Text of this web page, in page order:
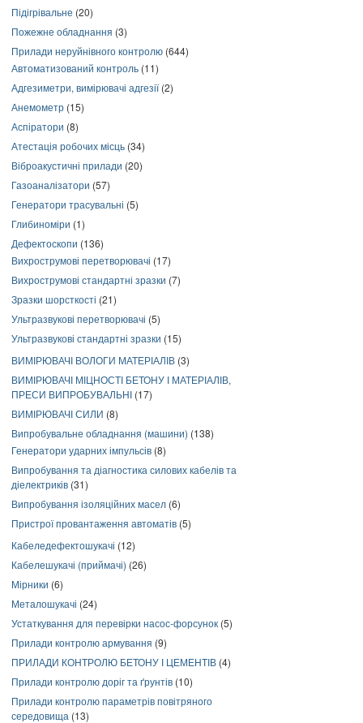
Підігрівальне (20)
Пожежне обладнання (3)
Прилади неруйнівного контролю (644)
Автоматизований контроль (11)
Адгезиметри, вимірювачі адгезії(2)
Анемометр (15)
Аспіратори (8)
Атестація робочих місць (34)
Віброакустичні прилади (20)
Газоаналізатори (57)
Генератори трасувальні (5)
Глибиноміри (1)
Дефектоскопи (136)
Вихрострумові перетворювачі (17)
Вихрострумові стандартні зразки (7)
Зразки шорсткості (21)
Ультразвукові перетворювачі (5)
Ультразвукові стандартні зразки (15)
ВИМІРЮВАЧІ ВОЛОГИ МАТЕРІАЛІВ (3)
ВИМІРЮВАЧІ МІЦНОСТІ БЕТОНУ І МАТЕРІАЛІВ,
ПРЕСИ ВИПРОБУВАЛЬНІ (17)
ВИМІРЮВАЧІ СИЛИ (8)
Випробувальне обладнання (машини) (138)
Генератори ударних імпульсів (8)
Випробування та діагностика силових кабелів та
діелектриків (31)
Випробування ізоляційних масел (6)
Пристрої провантаження автоматів (5)
Кабеледефектошукачі (12)
Кабелешукачі (приймачі) (26)
Мірники (6)
Металошукачі (24)
Устаткування для перевірки насос-форсунок (5)
Прилади контролю армування (9)
ПРИЛАДИ КОНТРОЛЮ БЕТОНУ І ЦЕМЕНТІВ (4)
Прилади контролю доріг та ґрунтів (10)
Прилади контролю параметрів повітряного
середовища (13)